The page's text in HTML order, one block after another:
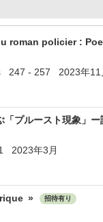
roman policier :
247 - 257 2023年11
「プルースト現象」
2023年3月
» 招待有り